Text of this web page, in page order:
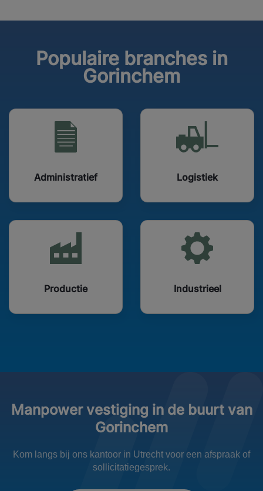
Populaire branches in
Gorinchem
Administratief Logistiek
Productie Industrieel
Manpower vestiging in de buurt van
Gorinchem
Kom langs bij ons kantoor in Utrecht voor een afspraak of
sollicitatiegesprek.